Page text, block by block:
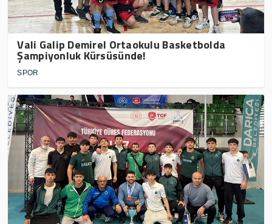
Vali Galip Demirel Ortaokulu Basketbolda
Şampiyonluk Kürsüsünde!
SPOR